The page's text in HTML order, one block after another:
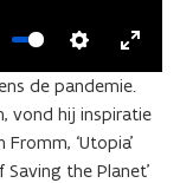
SettingsEnter
de pandemie.
vond hij inspiratie
Fromm, ‘Utopia’
the Planet’